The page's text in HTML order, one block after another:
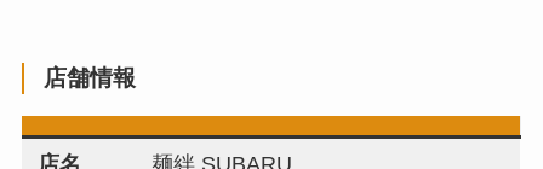
店舗情報